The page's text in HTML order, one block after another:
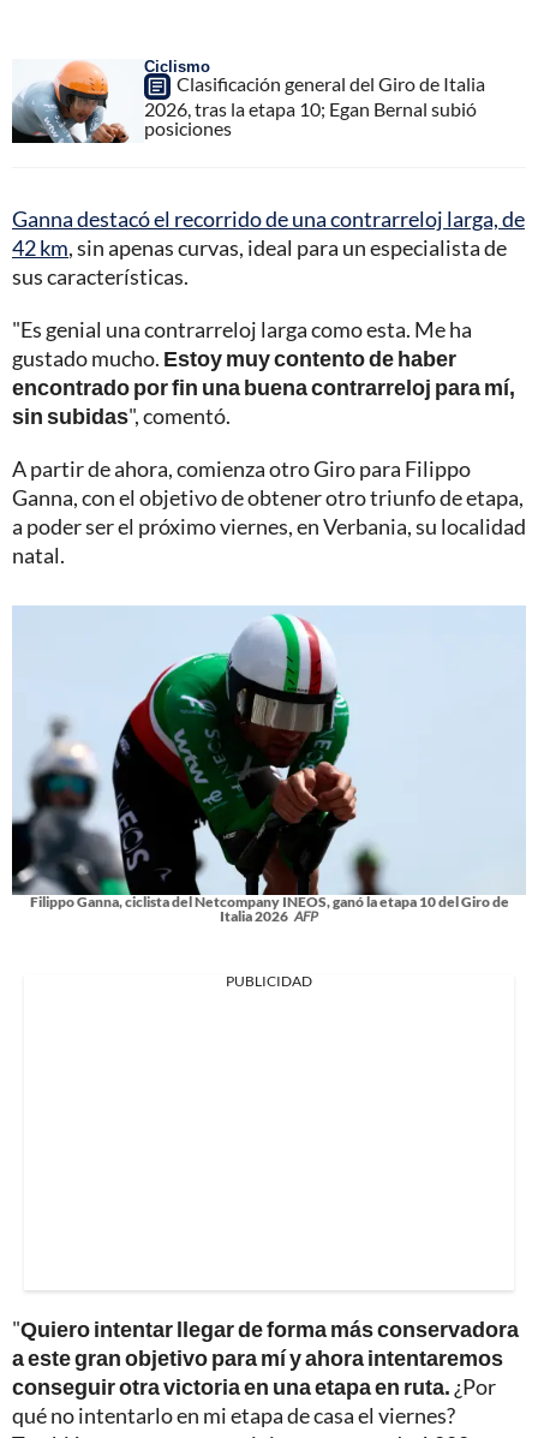
Ciclismo
Clasificación general del Giro de Italia
2026, tras la etapa 10; Egan Bernal subió
posiciones
Ganna destacó el recorrido de una contrarreloj larga, de
42 km, sin apenas curvas, ideal para un especialista de
sus características.
"Es genial una contrarreloj larga como esta. Me ha
gustado mucho. Estoy muy contento de haber
encontrado por fin una buena contrarreloj para mí,
sin subidas", comentó.
A partir de ahora, comienza otro Giro para Filippo
Ganna, con el objetivo de obtener otro triunfo de etapa,
a poder ser el próximo viernes, en Verbania, su localidad
natal.
Filippo Ganna, ciclista del Netcompany INEOS, ganó la etapa 10 del Giro de
Italia 2026 AFP
PUBLICIDAD
"Quiero intentar llegar de forma más conservadora
a este gran objetivo para mí y ahora intentaremos
conseguir otra victoria en una etapa en ruta. ¿Por
qué no intentarlo en mi etapa de casa el viernes?